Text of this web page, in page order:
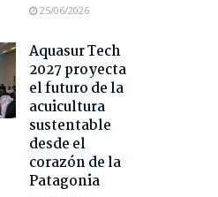
25/06/2026
Aquasur Tech
2027 proyecta
el futuro de la
acuicultura
sustentable
desde el
corazón de la
Patagonia